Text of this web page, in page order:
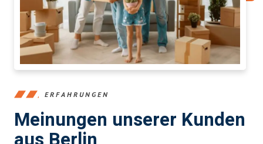
ERFAHRUNGEN
Meinungen unserer Kunden